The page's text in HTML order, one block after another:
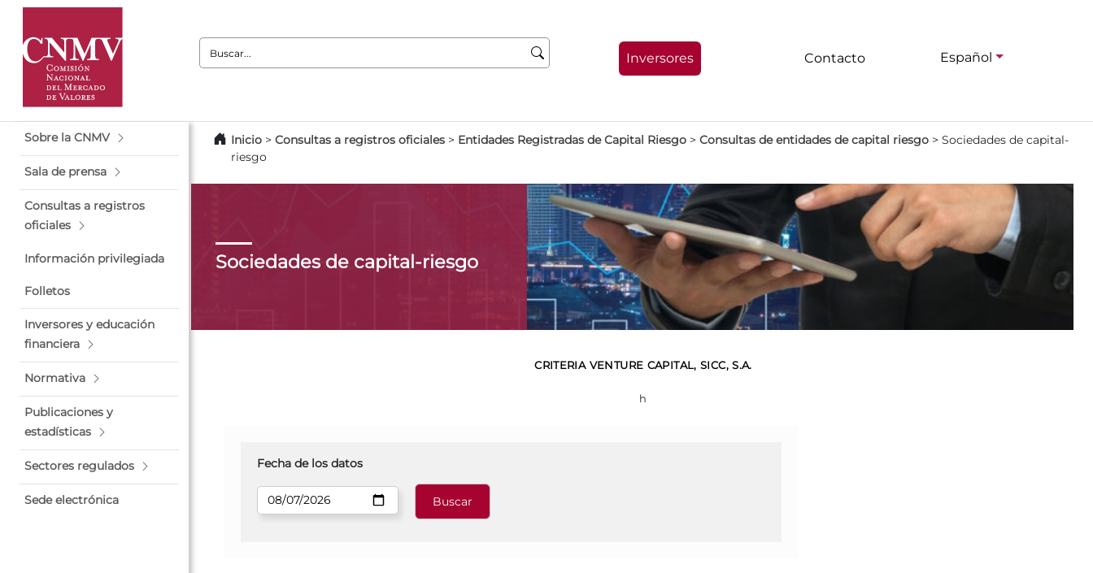
Buscar:
Inversores Contacto Español
Sobre la CNMV
Sala de prensa
Consultas a registros
oficiales
Información privilegiada
Folletos
Inversores y educación
financiera
Normativa
Publicaciones y
estadísticas
Sectores regulados
Sede electrónica
Inicio > Consultas a registros oficiales > Entidades Registradas de Capital Riesgo > Consultas de entidades de capital riesgo > Sociedades de capital-
riesgo
Sociedades de capital-riesgo
CRITERIA VENTURE CAPITAL, SICC, S.A.
h
Fecha de los datos